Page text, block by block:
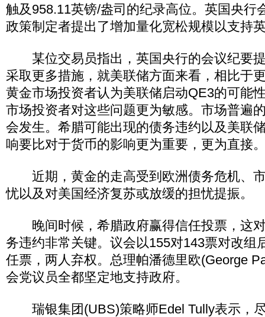
触及958.11英镑/盎司的纪录高位。英国央行
政策制定者提出了增加量化宽松规模以支持
某位交易员指出，英国央行的会议纪要
采取更多措施，就美联储方面来看，相比于
黄金市场投资者认为美联储启动QE3的可能
市场投资者对这些问题更为敏感。市场普遍
会发生。希腊可能出现的债务违约以及美联
响要比对于货币的影响更为重要，更为直接
近期，黄金的走高受到欧洲债务危机、
忧以及对美国经济复苏或放缓的担忧提振。
晚间时候，希腊政府赢得信任投票，这
务违约非常关键。议会以155对143票对改组
任票，两人弃权。总理帕潘德里欧(George
会党议员全都坚定地支持政府。
瑞银集团(UBS)策略师Edel Tully表示，